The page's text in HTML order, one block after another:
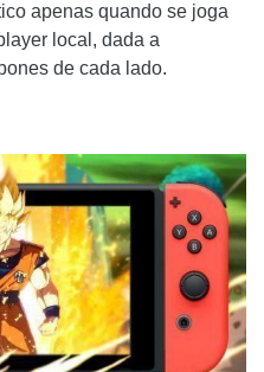
apenas quando se joga
local, dada a
de cada lado.